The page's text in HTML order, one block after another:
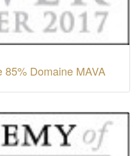
85% Domaine MAVA